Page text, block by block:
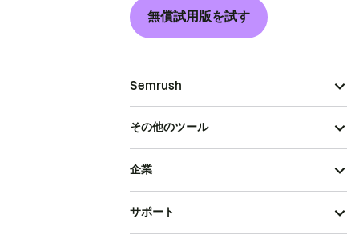
無償試用版を試す
Semrush
その他のツール
企業
サポート